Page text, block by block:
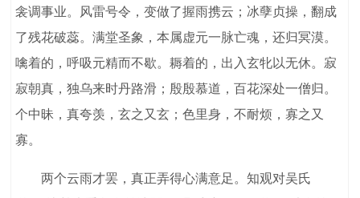
衾调事业。风雷号令，变做了握雨携云；冰孽贞操，翻成
了残花破蕊。满堂圣象，本属虚元一脉亡魂，还归冥漠。
噙着的，呼吸元精而不歇。耨着的，出入玄牝以无休。寂
寂朝真，独乌来时丹路滑；殷殷慕道，百花深处一僧归。
个中昧，真夸羡，玄之又玄；色里身，不耐烦，寡之又
寡。
两个云雨才罢，真正弄得心满意足。知观对吴氏